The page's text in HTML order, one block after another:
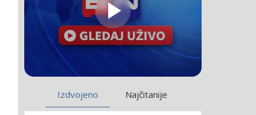
Izdvojeno Najčitanije